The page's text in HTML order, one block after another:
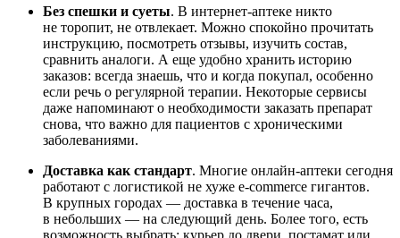
Без спешки и суеты. В интернет-аптеке никто
не торопит, не отвлекает. Можно спокойно прочитать
инструкцию, посмотреть отзывы, изучить состав,
сравнить аналоги. А еще удобно хранить историю
заказов: всегда знаешь, что и когда покупал, особенно
если речь о регулярной терапии. Некоторые сервисы
даже напоминают о необходимости заказать препарат
снова, что важно для пациентов с хроническими
заболеваниями.
Доставка как стандарт. Многие онлайн-аптеки сегодня
работают с логистикой не хуже e-commerce гигантов.
В крупных городах — доставка в течение часа,
в небольших — на следующий день. Более того, есть
возможность выбрать: курьер до двери, постамат или